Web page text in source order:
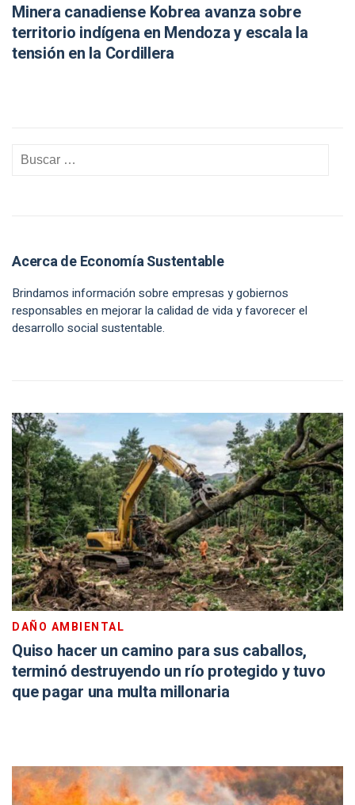
Minera canadiense Kobrea avanza sobre
territorio indígena en Mendoza y escala la
tensión en la Cordillera
Acerca de Economía Sustentable
Brindamos información sobre empresas y gobiernos
responsables en mejorar la calidad de vida y favorecer el
desarrollo social sustentable.
DAÑO AMBIENTAL
Quiso hacer un camino para sus caballos,
terminó destruyendo un río protegido y tuvo
que pagar una multa millonaria